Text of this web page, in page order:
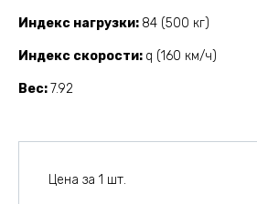
Индекс нагрузки 84 (500 кг)
Индекс скорости q (160 км/ч)
Вес 7.92
Цена за 1 шт.